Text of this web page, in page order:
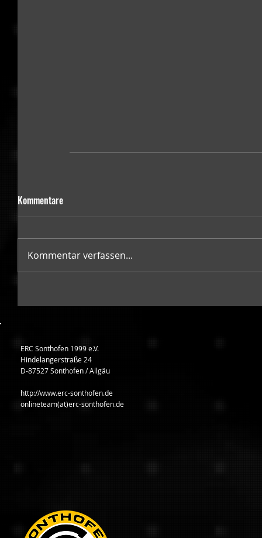
Kommentare
Kommentar verfassen...
ERC Sonthofen 1999 e.V.
Hindelangerstraße 24
D-87527 Sonthofen / Allgäu
http://www.erc-sonthofen.de
onlineteam(at)erc-sonthofen.de